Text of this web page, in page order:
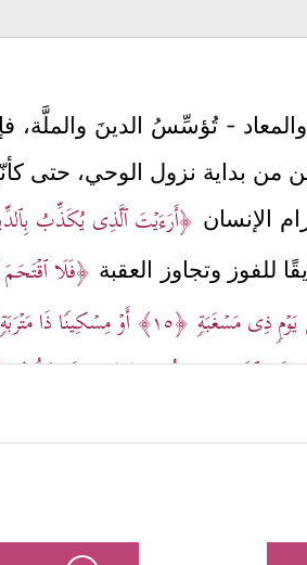
والمعاد - تُؤسِّسُ الدينَ
من بداية نزول الوحي، حتى
الإنسان ﴿أَرَءَیۡتَ ٱلَّذِی یُكَذِّبُ
للفوز وتجاوز العقبة ﴿فَلَا ٱقۡتَحَمَ
یَوۡمࣲ ذِی مَسۡغَبَةࣲ ﴿١٥﴾ أَوۡ مِسۡكِینࣰا ذَا
عَلَى ٱلنَّاسِ یَسۡتَوۡفُونَ﴿٢﴾ وَإِذَا